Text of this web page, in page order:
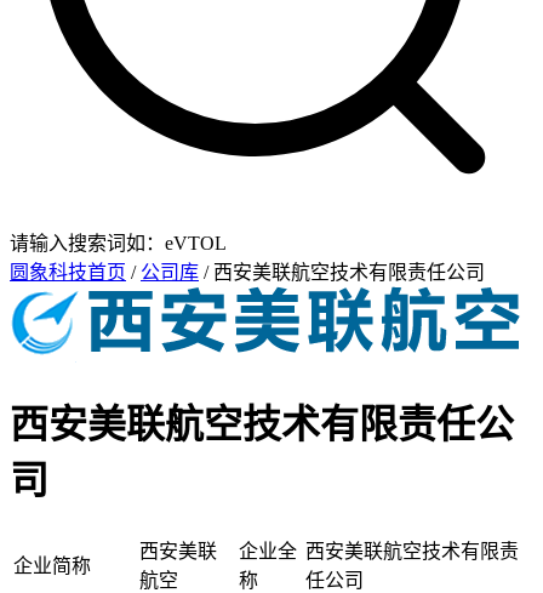
请输入搜索词如：eVTOL
圆象科技首页 / 公司库 / 西安美联航空技术有限责任公司
西安美联航空技术有限责任公
司
企业简称
西安美联
航空
企业全
称
西安美联航空技术有限责
任公司